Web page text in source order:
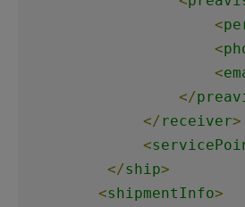
<
<
<
</
</ receiver>
<
</ship>
<shipmentInfo>